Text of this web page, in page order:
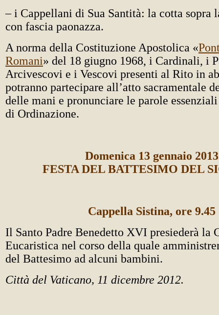
– i Cappellani di Sua Santità: la cotta sopra
con fascia paonazza.
A norma della Costituzione Apostolica «
Romani» del 18 giugno 1968, i Cardinali, i
Arcivescovi e i Vescovi presenti al Rito in
potranno partecipare all’atto sacramentale
delle mani e pronunciare le parole
di Ordinazione.
Domenica 13 gennaio 2013
FESTA DEL BATTESIMO DEL
Cappella Sistina, ore 9.45
Il Santo Padre Benedetto XVI presiederà la
Eucaristica nel corso della quale
del Battesimo ad alcuni bambini.
Città del Vaticano, 11 dicembre 2012.